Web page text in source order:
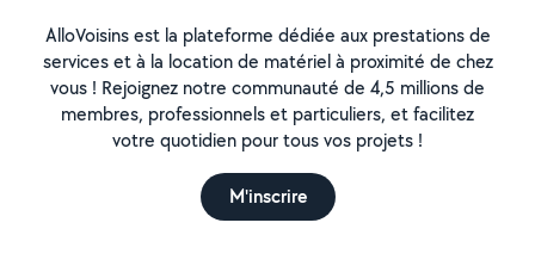
AlloVoisins est la plateforme dédiée aux prestations de
services et à la location de matériel à proximité de chez
vous ! Rejoignez notre communauté de 4,5 millions de
membres, professionnels et particuliers, et facilitez
votre quotidien pour tous vos projets !
M'inscrire